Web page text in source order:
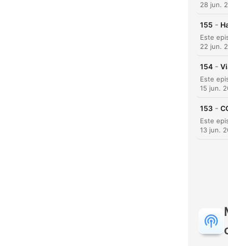
28 jun.
155 -
22 jun.
154 -
15 jun.
153 -
13 jun.